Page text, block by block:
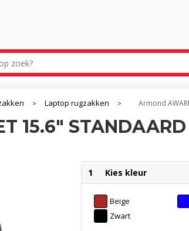
> Laptop rugzakken > Armond
15.6"
1 Kies kleur
Beige
Zwart